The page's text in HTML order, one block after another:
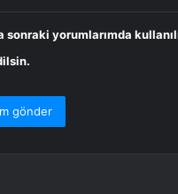
sonraki yorumlarımda